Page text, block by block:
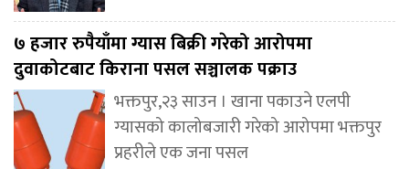
७ हजार रुपैयाँमा ग्यास बिक्री गरेको आरोपमा
दुवाकोटबाट किराना पसल सञ्चालक पक्राउ
भक्तपुर,२३ साउन । खाना पकाउने एलपी
ग्यासको कालोबजारी गरेको आरोपमा भक्तपुर
प्रहरीले एक जना पसल